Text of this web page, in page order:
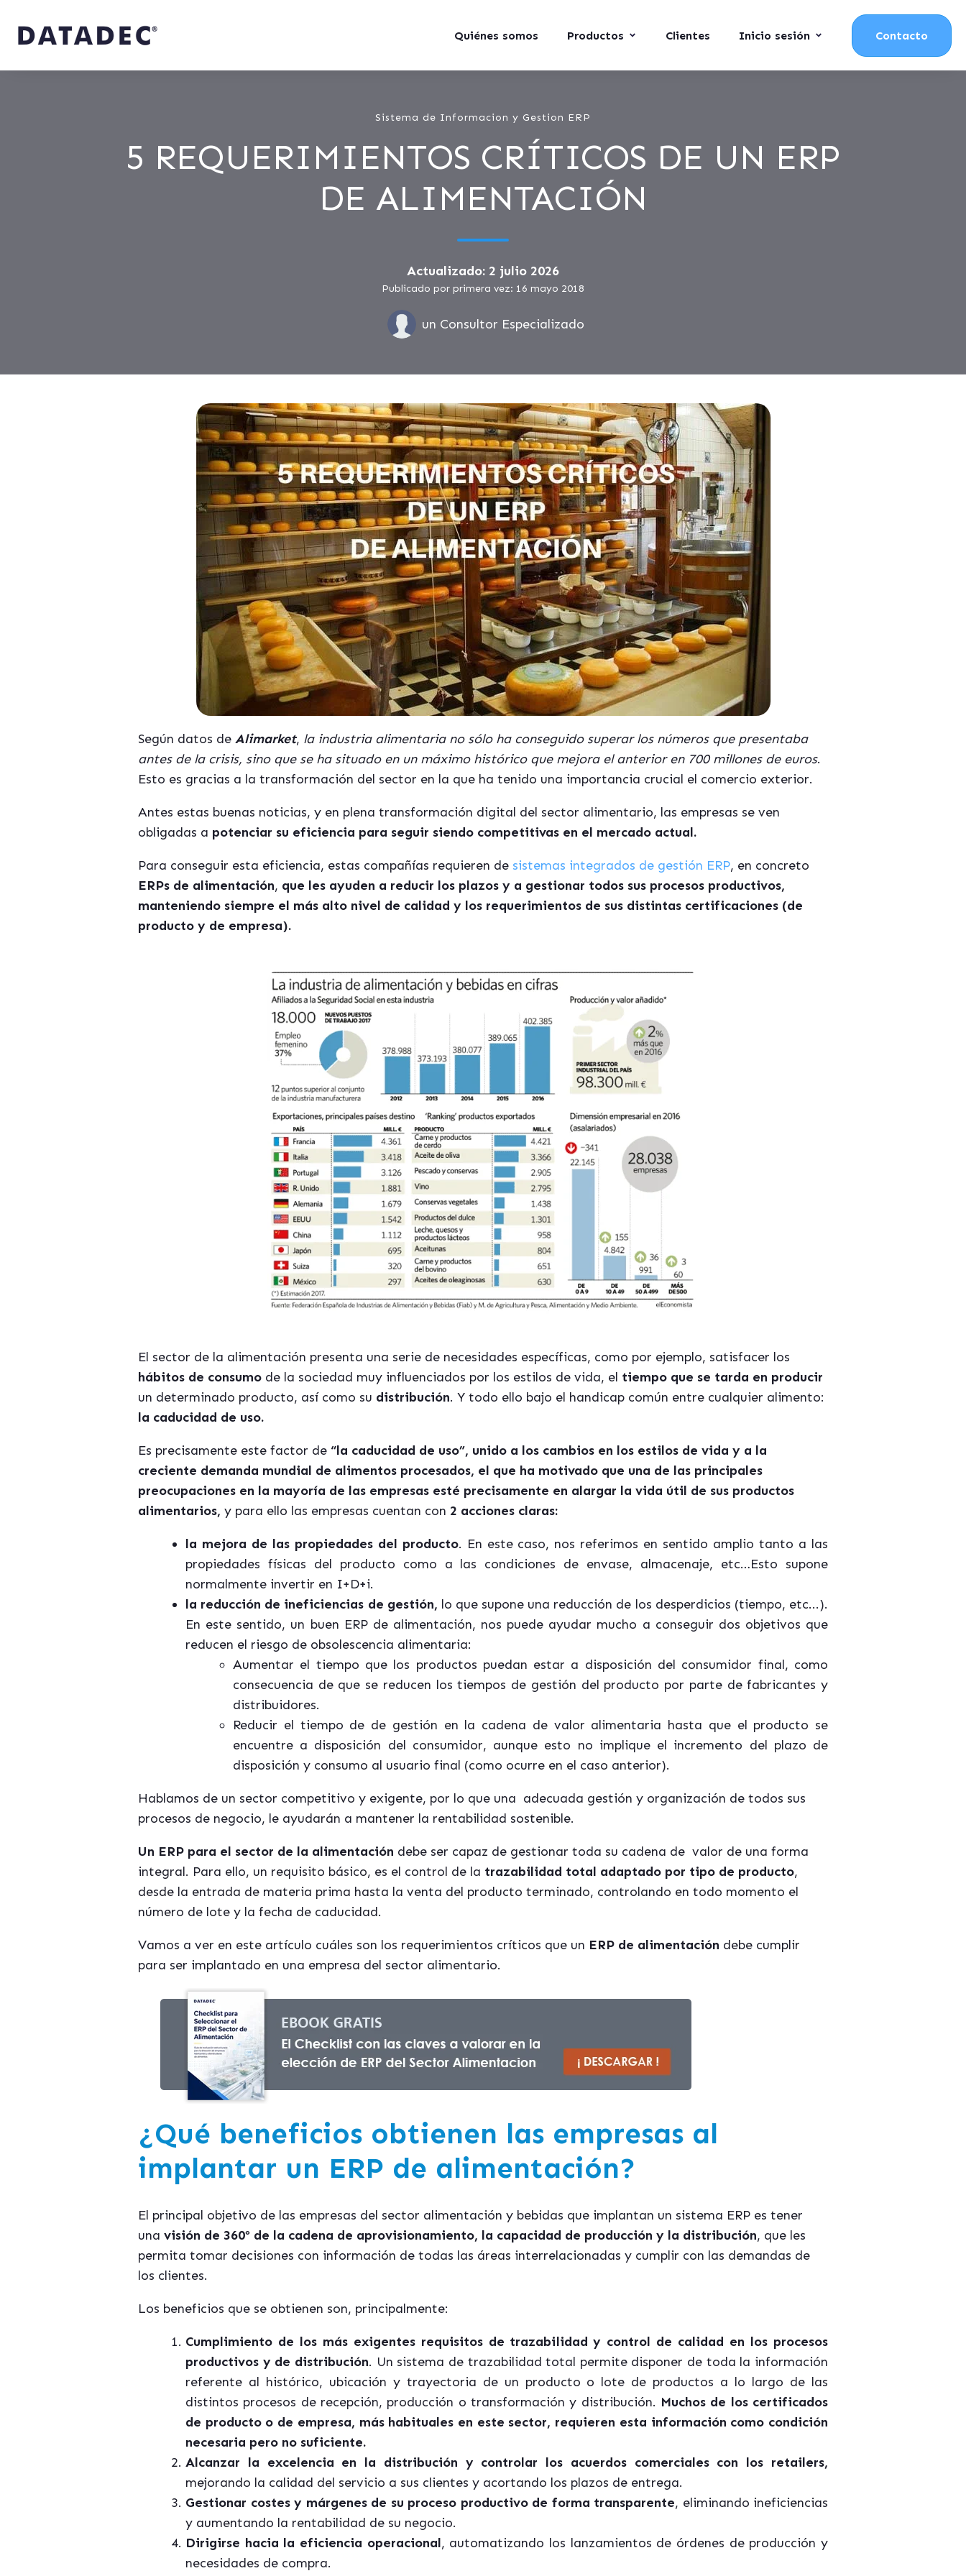
Quiénes somos Productos Clientes Inicio sesión Contacto
Sistema de Informacion y Gestion ERP
5 REQUERIMIENTOS CRÍTICOS DE UN ERP
DE ALIMENTACIÓN
Actualizado: 2 julio 2026
Publicado por primera vez: 16 mayo 2018
un Consultor Especializado
Según datos de Alimarket, la industria alimentaria no sólo ha conseguido superar los números que presentaba
antes de la crisis, sino que se ha situado en un máximo histórico que mejora el anterior en 700 millones de euros.
Esto es gracias a la transformación del sector en la que ha tenido una importancia crucial el comercio exterior.
Antes estas buenas noticias, y en plena transformación digital del sector alimentario, las empresas se ven
obligadas a potenciar su eficiencia para seguir siendo competitivas en el mercado actual.
Para conseguir esta eficiencia, estas compañías requieren de sistemas integrados de gestión ERP, en concreto
ERPs de alimentación, que les ayuden a reducir los plazos y a gestionar todos sus procesos productivos,
manteniendo siempre el más alto nivel de calidad y los requerimientos de sus distintas certificaciones (de
producto y de empresa).
El sector de la alimentación presenta una serie de necesidades específicas, como por ejemplo, satisfacer los
hábitos de consumo de la sociedad muy influenciados por los estilos de vida, el tiempo que se tarda en producir
un determinado producto, así como su distribución. Y todo ello bajo el handicap común entre cualquier alimento:
la caducidad de uso.
Es precisamente este factor de “la caducidad de uso”, unido a los cambios en los estilos de vida y a la
creciente demanda mundial de alimentos procesados, el que ha motivado que una de las principales
preocupaciones en la mayoría de las empresas esté precisamente en alargar la vida útil de sus productos
alimentarios, y para ello las empresas cuentan con 2 acciones claras:
la mejora de las propiedades del producto. En este caso, nos referimos en sentido amplio tanto a las
propiedades físicas del producto como a las condiciones de envase, almacenaje, etc…Esto supone
normalmente invertir en I+D+i.
la reducción de ineficiencias de gestión, lo que supone una reducción de los desperdicios (tiempo, etc...).
En este sentido, un buen ERP de alimentación, nos puede ayudar mucho a conseguir dos objetivos que
reducen el riesgo de obsolescencia alimentaria:
Aumentar el tiempo que los productos puedan estar a disposición del consumidor final, como
consecuencia de que se reducen los tiempos de gestión del producto por parte de fabricantes y
distribuidores.
Reducir el tiempo de de gestión en la cadena de valor alimentaria hasta que el producto se
encuentre a disposición del consumidor, aunque esto no implique el incremento del plazo de
disposición y consumo al usuario final (como ocurre en el caso anterior).
Hablamos de un sector competitivo y exigente, por lo que una adecuada gestión y organización de todos sus
procesos de negocio, le ayudarán a mantener la rentabilidad sostenible.
Un ERP para el sector de la alimentación debe ser capaz de gestionar toda su cadena de valor de una forma
integral. Para ello, un requisito básico, es el control de la trazabilidad total adaptado por tipo de producto,
desde la entrada de materia prima hasta la venta del producto terminado, controlando en todo momento el
número de lote y la fecha de caducidad.
Vamos a ver en este artículo cuáles son los requerimientos críticos que un ERP de alimentación debe cumplir
para ser implantado en una empresa del sector alimentario.
¿Qué beneficios obtienen las empresas al
implantar un ERP de alimentación?
El principal objetivo de las empresas del sector alimentación y bebidas que implantan un sistema ERP es tener
una visión de 360º de la cadena de aprovisionamiento, la capacidad de producción y la distribución, que les
permita tomar decisiones con información de todas las áreas interrelacionadas y cumplir con las demandas de
los clientes.
Los beneficios que se obtienen son, principalmente:
Cumplimiento de los más exigentes requisitos de trazabilidad y control de calidad en los procesos
productivos y de distribución. Un sistema de trazabilidad total permite disponer de toda la información
referente al histórico, ubicación y trayectoria de un producto o lote de productos a lo largo de las
distintos procesos de recepción, producción o transformación y distribución. Muchos de los certificados
de producto o de empresa, más habituales en este sector, requieren esta información como condición
necesaria pero no suficiente.
Alcanzar la excelencia en la distribución y controlar los acuerdos comerciales con los retailers,
mejorando la calidad del servicio a sus clientes y acortando los plazos de entrega.
Gestionar costes y márgenes de su proceso productivo de forma transparente, eliminando ineficiencias
y aumentando la rentabilidad de su negocio.
Dirigirse hacia la eficiencia operacional, automatizando los lanzamientos de órdenes de producción y
necesidades de compra.